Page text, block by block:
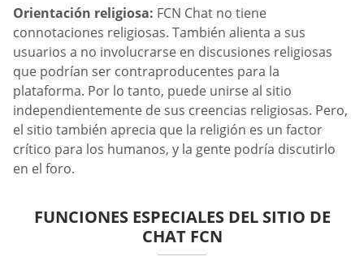
Orientación religiosa: FCN Chat no tiene
connotaciones religiosas. También alienta a sus
usuarios a no involucrarse en discusiones religiosas
que podrían ser contraproducentes para la
plataforma. Por lo tanto, puede unirse al sitio
independientemente de sus creencias religiosas. Pero,
el sitio también aprecia que la religión es un factor
crítico para los humanos, y la gente podría discutirlo
en el foro.
FUNCIONES ESPECIALES DEL SITIO DE
CHAT FCN